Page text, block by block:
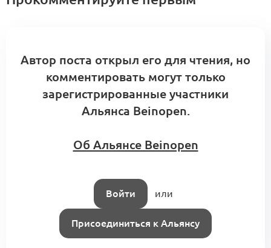
действий для создания устойчивой
партнерской цепочки
2
Якутская новая волна 19 комментариев
Разговор с Виталием Плисовым о том,
как работает агентство
0 комментариев
Возможности выхода российского
Автор поста открыл его для чтения, но
комментировать могут только
зарегистрированные участники
Альянса Beinopen.
Об Альянсе Beinopen
Войти или
Присоединиться к Альянсу